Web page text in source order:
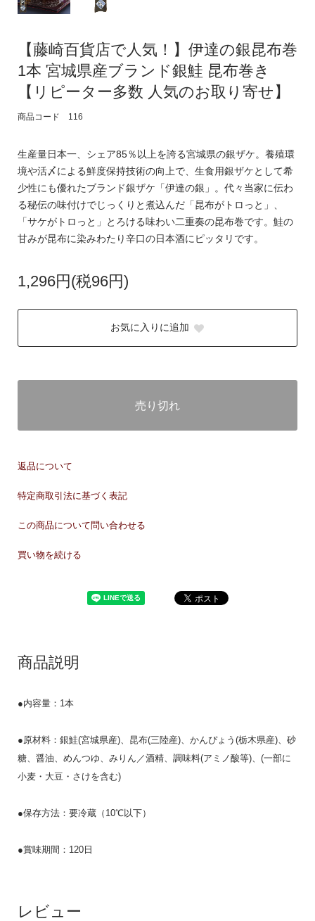
【藤崎百貨店で人気！】伊達の銀昆布巻
1本 宮城県産ブランド銀鮭 昆布巻き
【リピーター多数 人気のお取り寄せ】
商品コード 116
生産量日本一、シェア85％以上を誇る宮城県の銀ザケ。養殖環
境や活〆による鮮度保持技術の向上で、生食用銀ザケとして希
少性にも優れたブランド銀ザケ「伊達の銀」。代々当家に伝わ
る秘伝の味付けでじっくりと煮込んだ「昆布がトロっと」、
「サケがトロっと」とろける味わい二重奏の昆布巻です。鮭の
甘みが昆布に染みわたり辛口の日本酒にピッタリです。
1,296円(税96円)
お気に入りに追加
売り切れ
返品について
特定商取引法に基づく表記
この商品について問い合わせる
買い物を続ける
商品説明
●内容量：1本
●原材料：銀鮭(宮城県産)、昆布(三陸産)、かんぴょう(栃木県産)、砂
糖、醤油、めんつゆ、みりん／酒精、調味料(アミノ酸等)、(一部に
小麦・大豆・さけを含む)
●保存方法：要冷蔵（10℃以下）
●賞味期間：120日
レビュー